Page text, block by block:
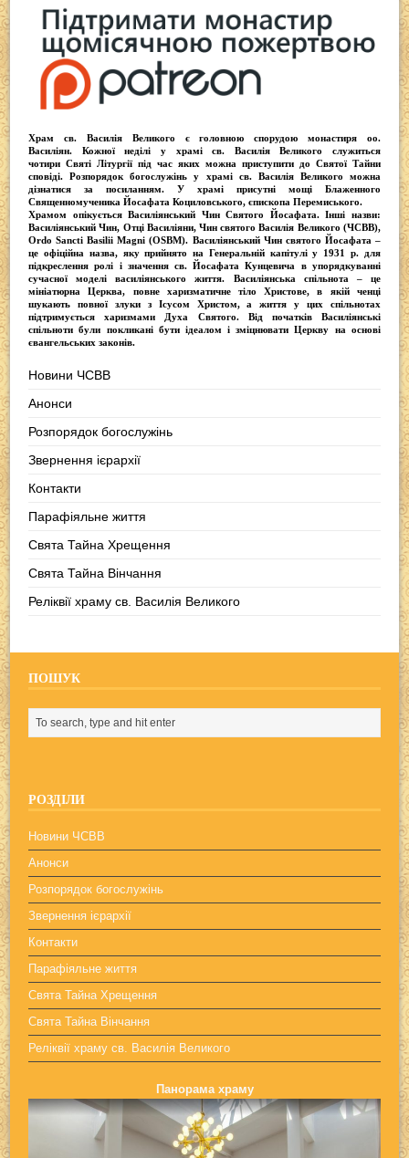
b
o
o
k
a
m
A
p
p
Храм св. Василія Великого є головною спорудою монастиря оо.
Василіян. Кожної неділі у храмі св. Василія Великого служиться
чотириСвяті Літургії під час яких можна приступити до Святої Тайни
сповіді.Розпорядок богослужінь у храмі св. Василія Великого можна
дізнатися за посиланням. У храмі присутні мощі Блаженного
Священномученика Йосафата Коциловського, єпископа Перемиського.
Храмом опікуєтьсяВасиліянський Чин Святого Йосафата. Інші назви:
Василіянський Чин, Отці Василіяни, Чин святого Василія Великого (ЧСВВ),
Ordо Sancti Basilii Magni (OSBM). Василіянський Чин святого Йосафата –
це офіційна назва, яку прийнято на Генеральній капітулі у 1931 р. для
підкреслення ролі і значення св. Йосафата Кунцевича в упорядкуванні
сучасної моделі василіянського життя. Василіянська спільнота – це
мініатюрна Церква, повне харизматичне тіло Христове, в якій ченці
шукають повної злуки з Iсусом Христом, а життя у цих спільнотах
підтримується харизмами Духа Святого. Від початків Василіянські
спільноти були покликані бути ідеалом і зміцнювати Церкву на основі
євангельських законів.
Новини ЧСВВ
Анонси
Розпорядок богослужінь
Звернення ієрархії
Контакти
Парафіяльне життя
Свята Тайна Хрещення
Свята Тайна Вінчання
Реліквії храму св. Василія Великого
ПОШУК
РОЗДІЛИ
Новини ЧСВВ
Анонси
Розпорядок богослужінь
Звернення ієрархії
Контакти
Парафіяльне життя
Свята Тайна Хрещення
Свята Тайна Вінчання
Реліквії храму св. Василія Великого
Панорама храму